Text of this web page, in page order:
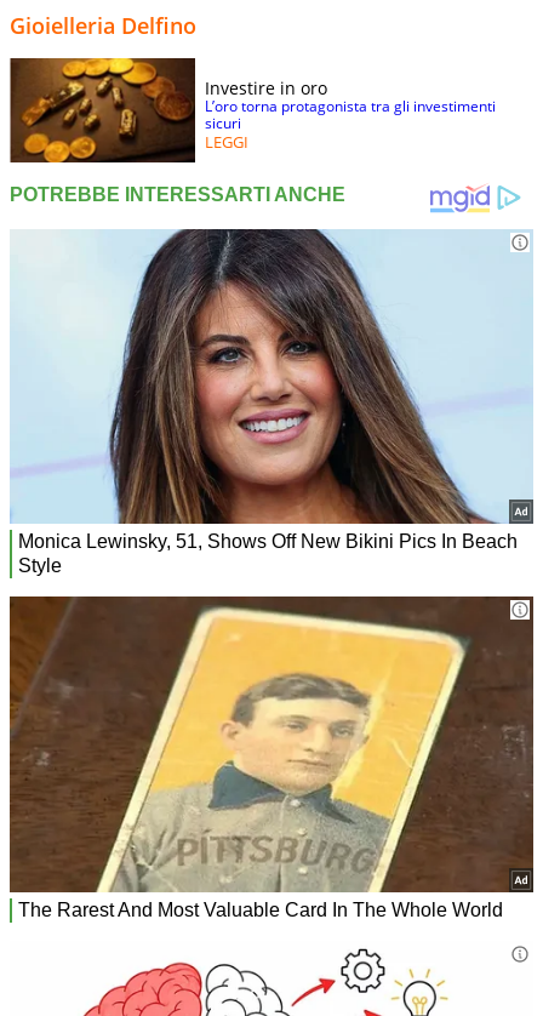
Gioielleria Delfino
Investire in oro
L’oro torna protagonista tra gli investimenti
sicuri
LEGGI